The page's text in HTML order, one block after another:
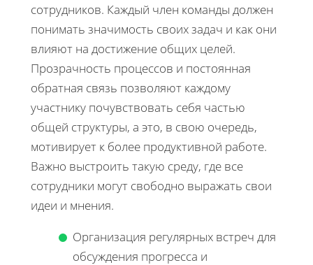
сотрудников. Каждый член команды должен
понимать значимость своих задач и как они
влияют на достижение общих целей.
Прозрачность процессов и постоянная
обратная связь позволяют каждому
участнику почувствовать себя частью
общей структуры, а это, в свою очередь,
мотивирует к более продуктивной работе.
Важно выстроить такую среду, где все
сотрудники могут свободно выражать свои
идеи и мнения.
Организация регулярных встреч для
обсуждения прогресса и